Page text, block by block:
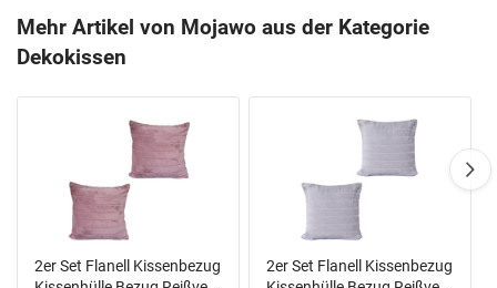
Mehr Artikel von Mojawo aus der Kategorie
Dekokissen
2er Set Flanell Kissenbezug
2er Set Flanell Kissenbezug